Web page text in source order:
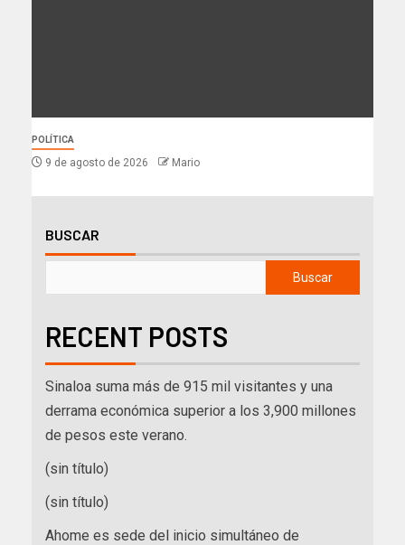
POLÍTICA
9 de agosto de 2026 Mario
BUSCAR
Buscar
RECENT POSTS
Sinaloa suma más de 915 mil visitantes y una
derrama económica superior a los 3,900 millones
de pesos este verano.
(sin título)
(sin título)
Ahome es sede del inicio simultáneo de